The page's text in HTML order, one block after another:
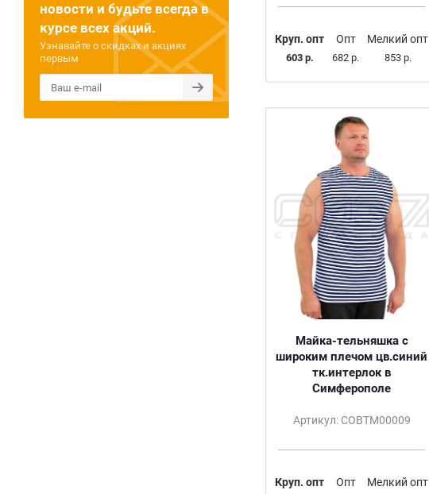
Круп. опт
603 р.
Опт
682 р.
Мелкий опт
853 р.
Майка-тельняшка с
широким плечом цв.синий
тк.интерлок в
Симферополе
Артикул: СОВТМ00009
Круп. опт Опт Мелкий опт
новости и будьте всегда в
курсе всех акций.
Узнавайте о скидках и акциях
первым